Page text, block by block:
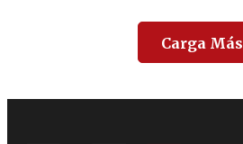
Carga Más